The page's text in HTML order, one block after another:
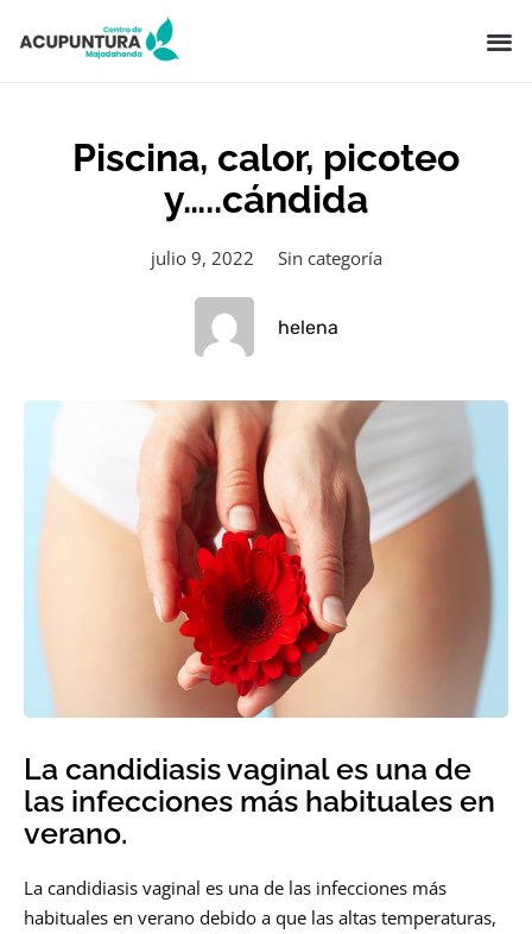
Piscina, calor, picoteo
y…..cándida
julio 9, 2022 Sin categoría
helena
La candidiasis vaginal es una de
las infecciones más habituales en
verano.
La candidiasis vaginal es una de las infecciones más
habituales en verano debido a que las altas temperaturas,